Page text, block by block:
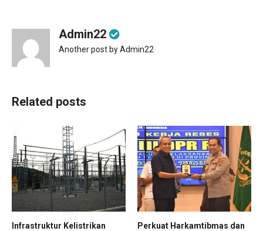
Admin22
Another post by Admin22
Related posts
Infrastruktur Kelistrikan
Perkuat Harkamtibmas dan